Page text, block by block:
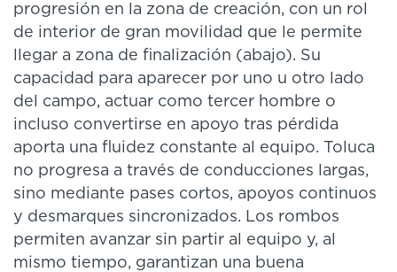
progresión en la zona de creación, con un rol
de interior de gran movilidad que le permite
llegar a zona de finalización (abajo). Su
capacidad para aparecer por uno u otro lado
del campo, actuar como tercer hombre o
incluso convertirse en apoyo tras pérdida
aporta una fluidez constante al equipo. Toluca
no progresa a través de conducciones largas,
sino mediante pases cortos, apoyos continuos
y desmarques sincronizados. Los rombos
permiten avanzar sin partir al equipo y, al
mismo tiempo, garantizan una buena